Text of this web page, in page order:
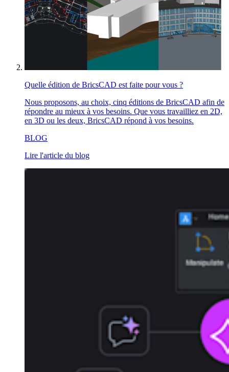
Quelle édition de BricsCAD est faite pour vous ?
Nous proposons, au choix, cinq éditions de BricsCAD afin de
répondre au mieux à vos besoins. Que vous travailliez en 2D,
en 3D ou les deux, BricsCAD répond à vos besoins.
BLOG
Lire l'article du blog